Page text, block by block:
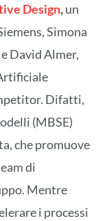
Design,un
Simona
David Almer,
Difatti,
(MBSE)
che promuove
di
Mentre
i processi